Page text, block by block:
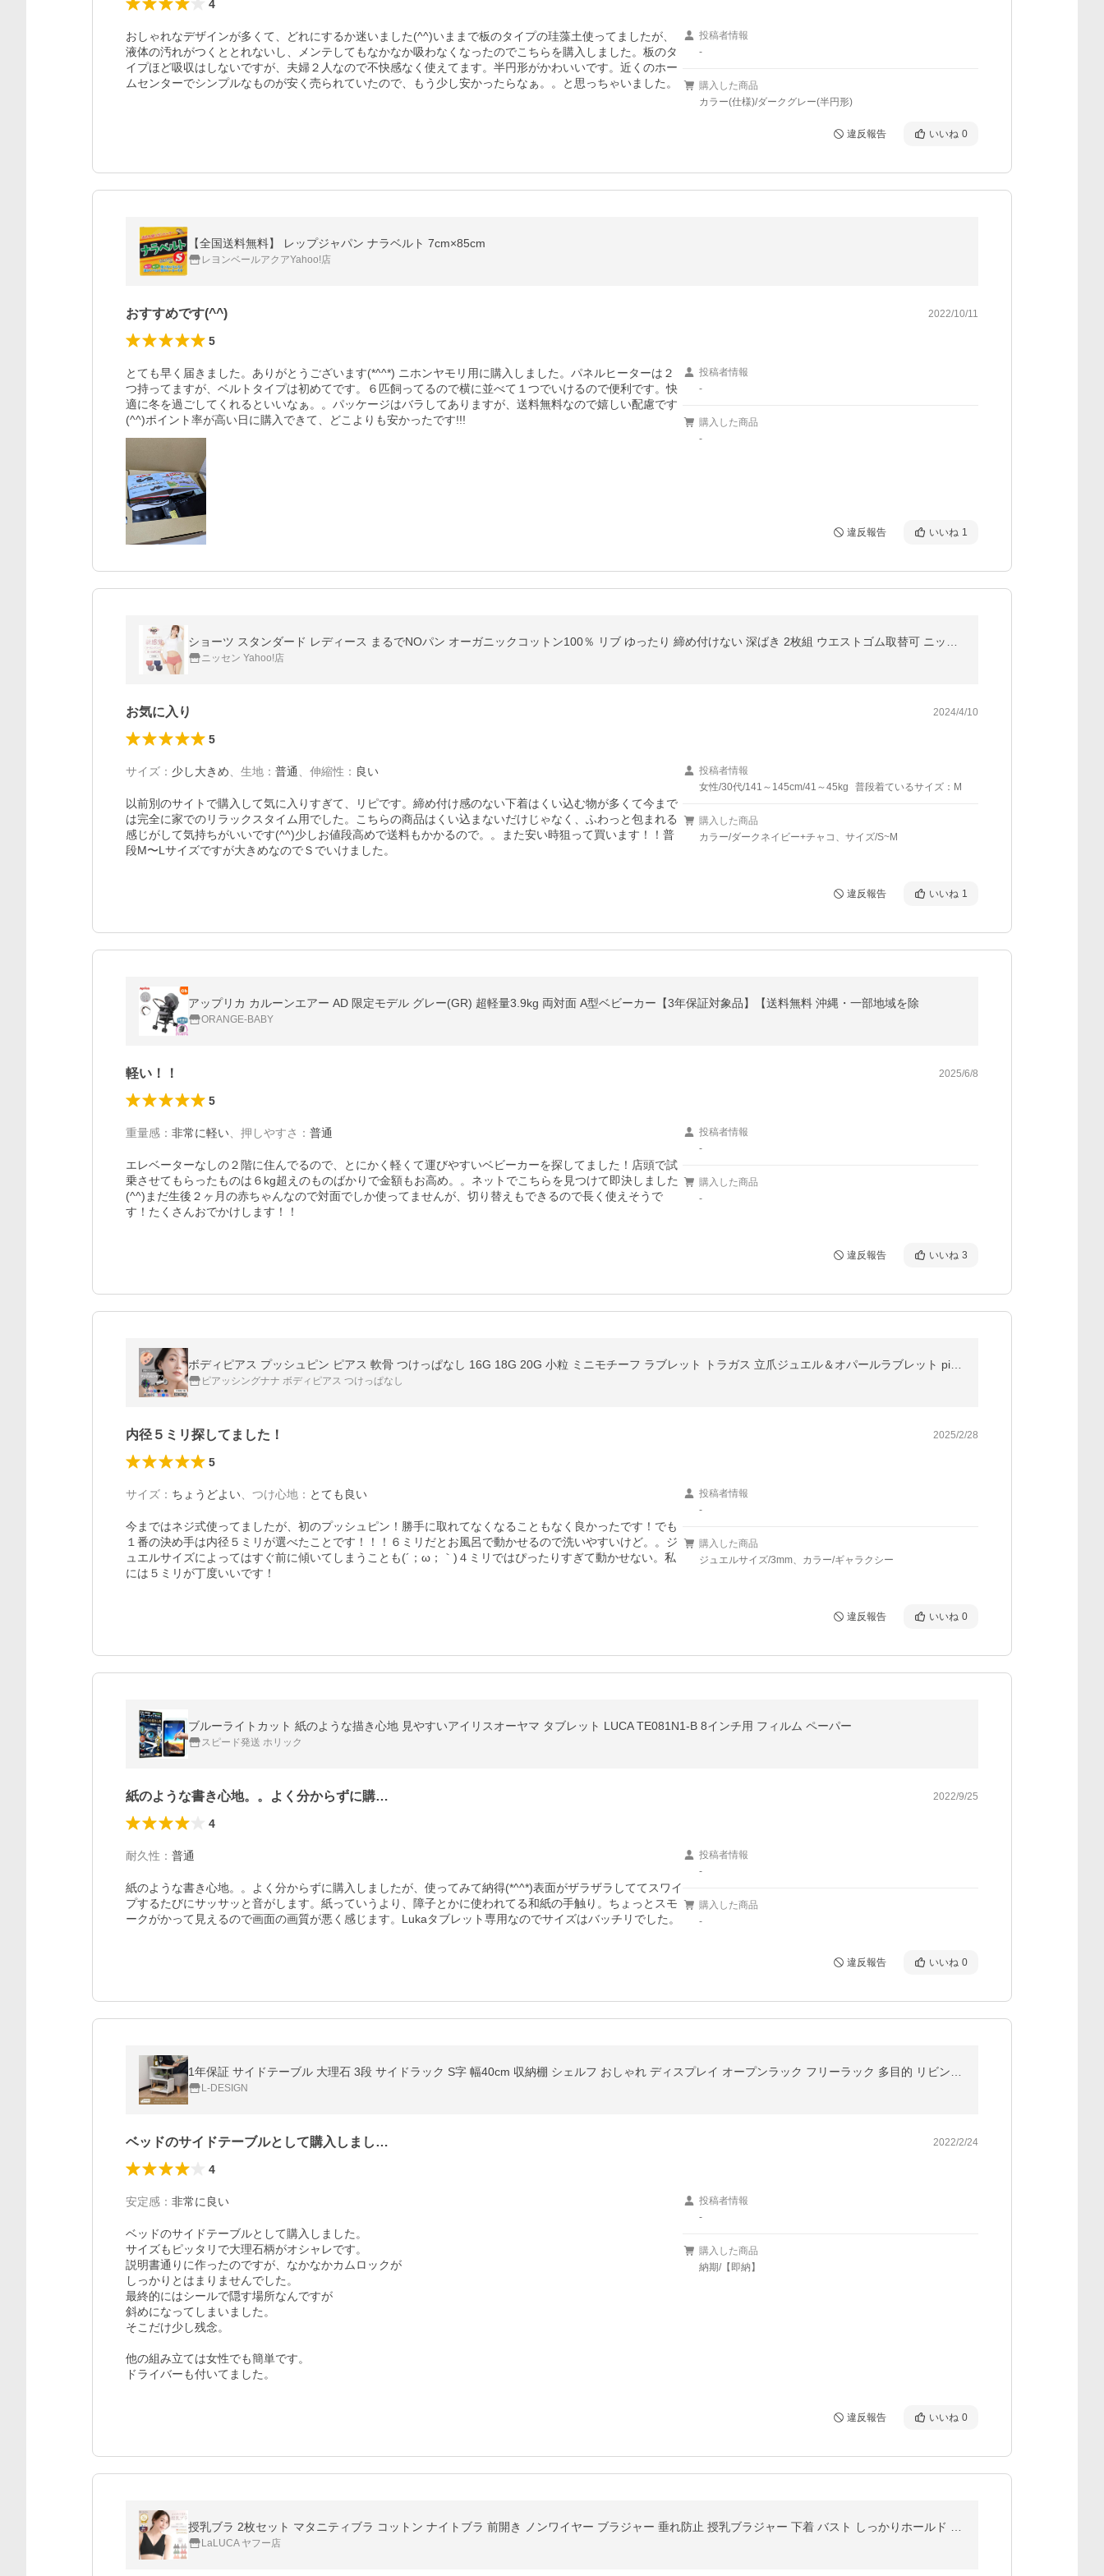
4
おしゃれなデザインが多くて、どれにするか迷いました(^^)いままで板のタイプの珪藻土使ってましたが、
液体の汚れがつくととれないし、メンテしてもなかなか吸わなくなったのでこちらを購入しました。板のタ
イプほど吸収はしないですが、夫婦２人なので不快感なく使えてます。半円形がかわいいです。近くのホー
ムセンターでシンプルなものが安く売られていたので、もう少し安かったらなぁ。。と思っちゃいました。
投稿者情報
-
購入した商品
カラー(仕様)/ダークグレー(半円形)
違反報告 いいね 0
【全国送料無料】 レップジャパン ナラベルト 7cm×85cm
レヨンベールアクアYahoo!店
おすすめです(^^) 2022/10/11
5
とても早く届きました。ありがとうございます(*^^*) ニホンヤモリ用に購入しました。パネルヒーターは２
つ持ってますが、ベルトタイプは初めてです。６匹飼ってるので横に並べて１つでいけるので便利です。快
適に冬を過ごしてくれるといいなぁ。。パッケージはバラしてありますが、送料無料なので嬉しい配慮です
(^^)ポイント率が高い日に購入できて、どこよりも安かったです!!!
投稿者情報
-
購入した商品
-
違反報告 いいね 1
ニッセン Yahoo!店
お気に入り 2024/4/10
5
サイズ ： 少し大きめ 生地 ： 普通 伸縮性 ： 良い
以前別のサイトで購入して気に入りすぎて、リピです。締め付け感のない下着はくい込む物が多くて今まで
は完全に家でのリラックスタイム用でした。こちらの商品はくい込まないだけじゃなく、ふわっと包まれる
感じがして気持ちがいいです(^^)少しお値段高めで送料もかかるので。。また安い時狙って買います！！普
段М〜Lサイズですが大きめなのでＳでいけました。
投稿者情報
女性/30代/141～145cm/41～45kg
普段着ているサイズ：M
購入した商品
カラー/ダークネイビー+チャコ、サイズ/S~M
違反報告 いいね 1
アップリカ カルーンエアー AD 限定モデル グレー(GR) 超軽量3.9kg 両対面 A型ベビーカー【3年保証対象品】【送料無料 沖縄・一部地域を除
ORANGE-BABY
軽い！！ 2025/6/8
5
重量感 ： 非常に軽い 押しやすさ ： 普通
エレベーターなしの２階に住んでるので、とにかく軽くて運びやすいベビーカーを探してました！店頭で試
乗させてもらったものは６kg超えのものばかりで金額もお高め。。ネットでこちらを見つけて即決しました
(^^)まだ生後２ヶ月の赤ちゃんなので対面でしか使ってませんが、切り替えもできるので長く使えそうで
す！たくさんおでかけします！！
投稿者情報
-
購入した商品
-
違反報告 いいね 3
ピアッシングナナ ボディピアス つけっぱなし
内径５ミリ探してました！ 2025/2/28
5
サイズ ： ちょうどよい つけ心地 ： とても良い
今まではネジ式使ってましたが、初のプッシュピン！勝手に取れてなくなることもなく良かったです！でも
１番の決め手は内径５ミリが選べたことです！！！６ミリだとお風呂で動かせるので洗いやすいけど。。ジ
ュエルサイズによってはすぐ前に傾いてしまうことも(´；ω；｀)４ミリではぴったりすぎて動かせない。私
には５ミリが丁度いいです！
投稿者情報
-
購入した商品
ジュエルサイズ/3mm、カラー/ギャラクシー
違反報告 いいね 0
ブルーライトカット 紙のような描き心地 見やすいアイリスオーヤマ タブレット LUCA TE081N1-B 8インチ用 フィルム ペーパー
スピード発送 ホリック
紙のような書き心地。。よく分からずに購… 2022/9/25
4
耐久性 ： 普通
紙のような書き心地。。よく分からずに購入しましたが、使ってみて納得(*^^*)表面がザラザラしててスワイ
プするたびにサッサッと音がします。紙っていうより、障子とかに使われてる和紙の手触り。ちょっとスモ
ークがかって見えるので画面の画質が悪く感じます。Lukaタブレット専用なのでサイズはバッチリでした。
投稿者情報
-
購入した商品
-
違反報告 いいね 0
L-DESIGN
ベッドのサイドテーブルとして購入しまし… 2022/2/24
4
安定感 ： 非常に良い
ベッドのサイドテーブルとして購入しました。
サイズもピッタリで大理石柄がオシャレです。
説明書通りに作ったのですが、なかなかカムロックが
しっかりとはまりませんでした。
最終的にはシールで隠す場所なんですが
斜めになってしまいました。
そこだけ少し残念。
他の組み立ては女性でも簡単です。
ドライバーも付いてました。
投稿者情報
-
購入した商品
納期/【即納】
違反報告 いいね 0
LaLUCA ヤフー店